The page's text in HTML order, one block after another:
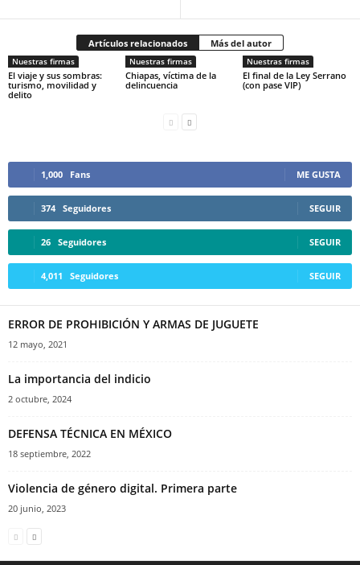
Artículos relacionados Más del autor
Nuestras firmas
El viaje y sus sombras:
turismo, movilidad y
delito
Nuestras firmas
Chiapas, víctima de la
delincuencia
Nuestras firmas
El final de la Ley Serrano
(con pase VIP)
1,000 Fans ME GUSTA
374 Seguidores SEGUIR
26 Seguidores SEGUIR
4,011 Seguidores SEGUIR
ERROR DE PROHIBICIÓN Y ARMAS DE JUGUETE
12 mayo, 2021
La importancia del indicio
2 octubre, 2024
DEFENSA TÉCNICA EN MÉXICO
18 septiembre, 2022
Violencia de género digital. Primera parte
20 junio, 2023